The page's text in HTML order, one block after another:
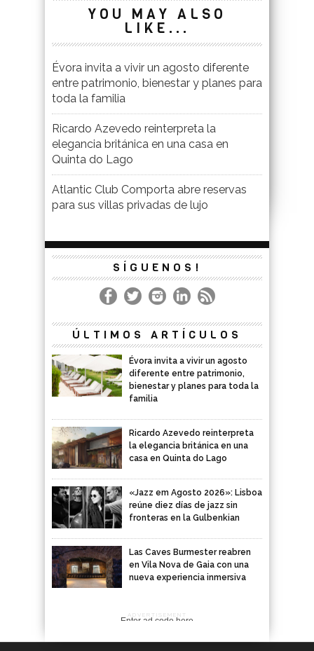
YOU MAY ALSO
LIKE...
Évora invita a vivir un agosto diferente
entre patrimonio, bienestar y planes para
toda la familia
Ricardo Azevedo reinterpreta la
elegancia británica en una casa en
Quinta do Lago
Atlantic Club Comporta abre reservas
para sus villas privadas de lujo
SÍGUENOS!
ÚLTIMOS ARTÍCULOS
Évora invita a vivir un agosto
diferente entre patrimonio,
bienestar y planes para toda la
familia
Ricardo Azevedo reinterpreta
la elegancia británica en una
casa en Quinta do Lago
«Jazz em Agosto 2026»: Lisboa
reúne diez días de jazz sin
fronteras en la Gulbenkian
Las Caves Burmester reabren
en Vila Nova de Gaia con una
nueva experiencia inmersiva
ADVERTISEMENT
Enter ad code here